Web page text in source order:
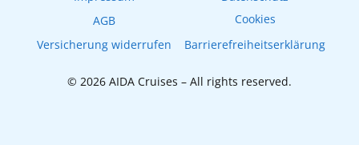
AGB
Cookies
Versicherung widerrufen
Barrierefreiheitserklärung
© 2026 AIDA Cruises – All rights reserved.